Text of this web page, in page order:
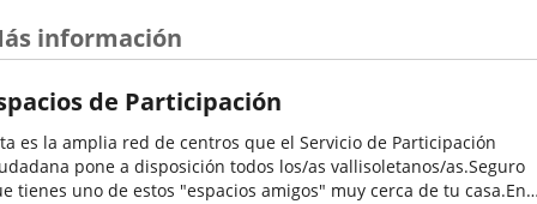
información
de Participación
es la amplia red de centros que el Servicio de Participación
pone a disposición todos los/as vallisoletanos/as.Seguro
tienes uno de estos "espacios amigos" muy cerca de tu casa.En